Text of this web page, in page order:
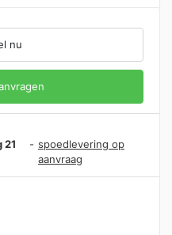
nu
21
- spoedlevering op
aanvraag